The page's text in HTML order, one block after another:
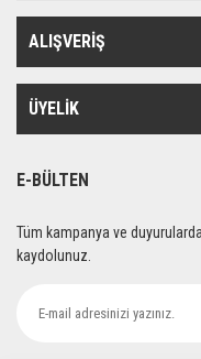
ALIŞVERİŞ
ÜYELİK
E-BÜLTEN
Tüm kampanya ve
kaydolunuz.